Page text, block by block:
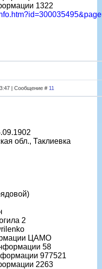
1322
| Сообщение # 11
обл., Таклиевка
2
ЦАМО
58
977521
2263